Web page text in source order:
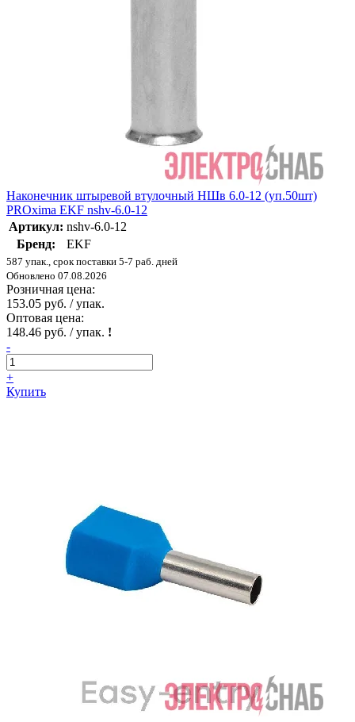
Наконечник штыревой втулочный НШв 6.0-12 (уп.50шт)
PROxima EKF nshv-6.0-12
Артикул: nshv-6.0-12
Бренд:
EKF
587 упак., срок поставки 5-7 раб. дней
Обновлено 07.08.2026
Розничная цена:
153.05 руб. / упак.
Оптовая цена:
148.46 руб. / упак. !
-
+
Купить